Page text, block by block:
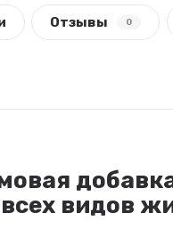
Отзывы 0
видов